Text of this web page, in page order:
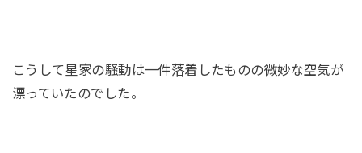
こうして星家の騒動は一件落着したものの微妙な空気が
漂っていたのでした。